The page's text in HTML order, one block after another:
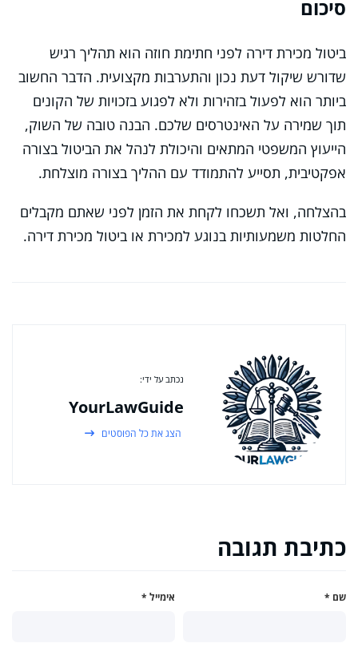
סיכום
ביטול מכירת דירה לפני חתימת חוזה הוא תהליך רגיש
שדורש שיקול דעת נכון והתערבות מקצועית. הדבר החשוב
ביותר הוא לפעול בזהירות ולא לפגוע בזכויות של הקונים
תוך שמירה על האינטרסים שלכם. הבנה טובה של השוק,
הייעוץ המשפטי המתאים והיכולת לנהל את הביטול בצורה
אפקטיבית, תסייע להתמודד עם ההליך בצורה מוצלחת.
בהצלחה, ואל תשכחו לקחת את הזמן לפני שאתם מקבלים
החלטות משמעותיות בנוגע למכירת או ביטול מכירת דירה.
נכתב על ידי:
YourLawGuide
הצג את כל הפוסטים
כתיבת תגובה
שם * אימייל *